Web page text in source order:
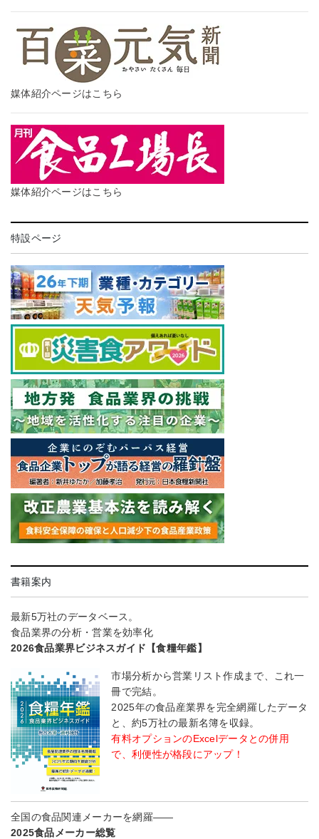
媒体紹介ページはこちら
媒体紹介ページはこちら
特設ページ
書籍案内
最新5万社のデータベース。
食品業界の分析・営業を効率化
2026食品業界ビジネスガイド【食糧年鑑】
市場分析から営業リスト作成まで、これ一
冊で完結。
2025年の食品産業界を完全網羅したデータ
と、約5万社の最新名簿を収録。
有料オプションのExcelデータとの併用
で、利便性が格段にアップ！
全国の食品関連メーカーを網羅――
2025食品メーカー総覧